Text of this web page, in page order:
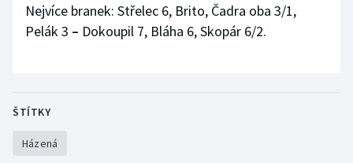
Volejbal
Nejvíce branek: Střelec 6, Brito, Čadra oba 3/1,
Pelák 3 – Dokoupil 7, Bláha 6, Skopár 6/2.
ŠTÍTKY
Házená